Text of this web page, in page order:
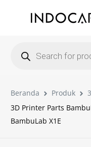
Beranda Produk
3D Printer Parts
BambuLab X1E